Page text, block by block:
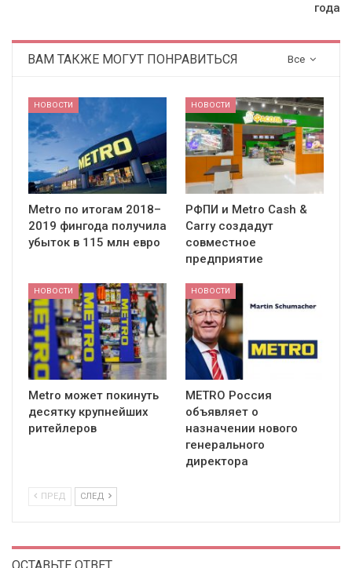
года
Все
ВАМ ТАКЖЕ МОГУТ ПОНРАВИТЬСЯ
НОВОСТИ
Metro по итогам 2018–
2019 фингода получила
убыток в 115 млн евро
НОВОСТИ
РФПИ и Metro Cash &
Carry создадут
совместное
предприятие
НОВОСТИ
Metro может покинуть
десятку крупнейших
ритейлеров
НОВОСТИ
METRO Россия
объявляет о
назначении нового
генерального
директора
ПРЕД СЛЕД